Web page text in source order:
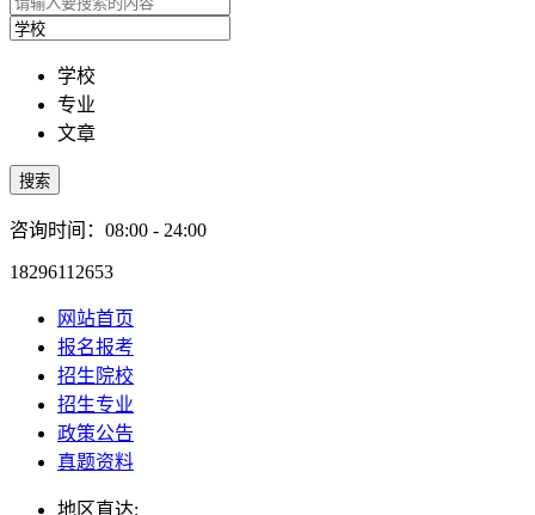
学校
专业
文章
搜索
咨询时间：08:00 - 24:00
18296112653
网站首页
报名报考
招生院校
招生专业
政策公告
真题资料
地区直达: